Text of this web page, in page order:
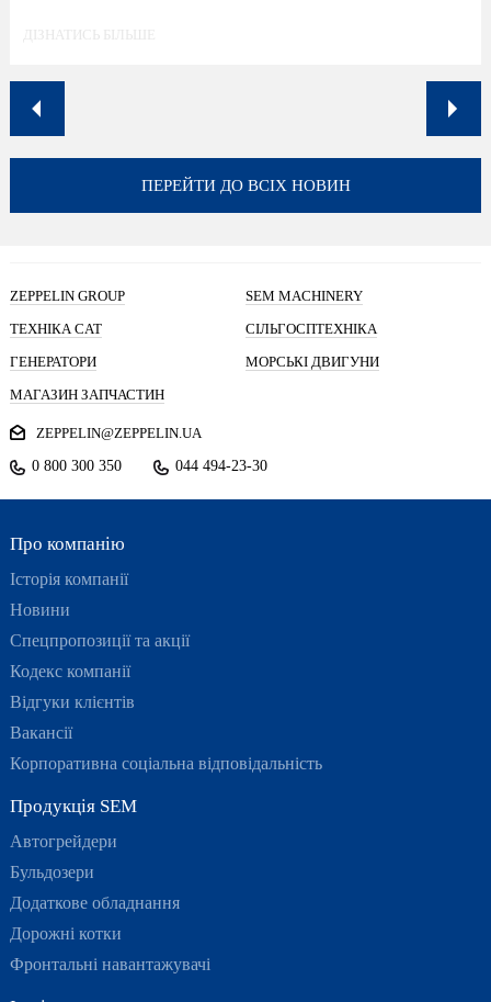
ДІЗНАТИСЬ БІЛЬШЕ
ПЕРЕЙТИ ДО ВСІХ НОВИН
ZEPPELIN GROUP
SEM MACHINERY
ТЕХНІКА CAT
СІЛЬГОСПТЕХНІКА
ГЕНЕРАТОРИ
МОРСЬКІ ДВИГУНИ
МАГАЗИН ЗАПЧАСТИН
ZEPPELIN@ZEPPELIN.UA
0 800 300 350
044 494-23-30
Про компанію
Історія компанії
Новини
Спецпропозиції та акції
Кодекс компанії
Відгуки клієнтів
Вакансії
Корпоративна соціальна відповідальність
Продукція SEM
Автогрейдери
Бульдозери
Додаткове обладнання
Дорожні котки
Фронтальні навантажувачі